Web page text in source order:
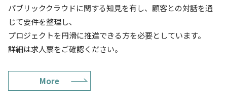
パブリッククラウドに関する知見を有し、顧客との対話を通
じて要件を整理し、
プロジェクトを円滑に推進できる方を必要としています。
詳細は求人票をご確認ください。
More